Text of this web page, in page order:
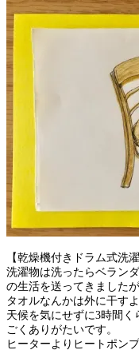
【乾燥機付きドラム式洗濯
洗濯物は洗ったらベラン
の生活を送ってきました
タオルなんかは外に干す
天候を気にせずに3時間
ごくありがたいです。
ヒーターよりヒートポン